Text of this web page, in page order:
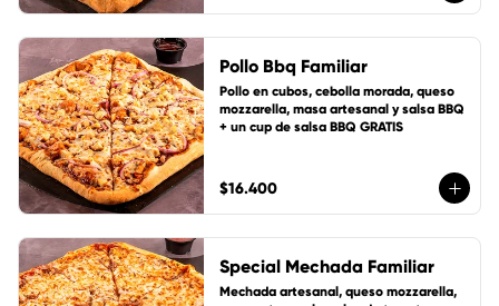
Pollo Bbq Familiar
Pollo en cubos, cebolla morada, queso
mozzarella, masa artesanal y salsa BBQ
+ un cup de salsa BBQ GRATIS
$16.400
Special Mechada Familiar
Mechada artesanal, queso mozzarella,